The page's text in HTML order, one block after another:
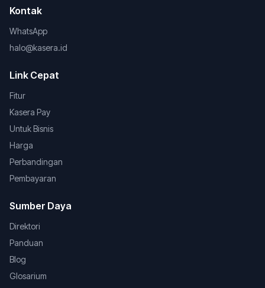
Kontak
WhatsApp
halo@kasera.id
Link Cepat
Fitur
Kasera Pay
Untuk Bisnis
Harga
Perbandingan
Pembayaran
Sumber Daya
Direktori
Panduan
Blog
Glosarium